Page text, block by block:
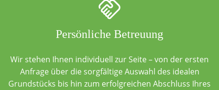
Persönliche Betreuung
Wir stehen Ihnen individuell zur Seite – von der ersten
Anfrage über die sorgfältige Auswahl des idealen
Grundstücks bis hin zum erfolgreichen Abschluss Ihres